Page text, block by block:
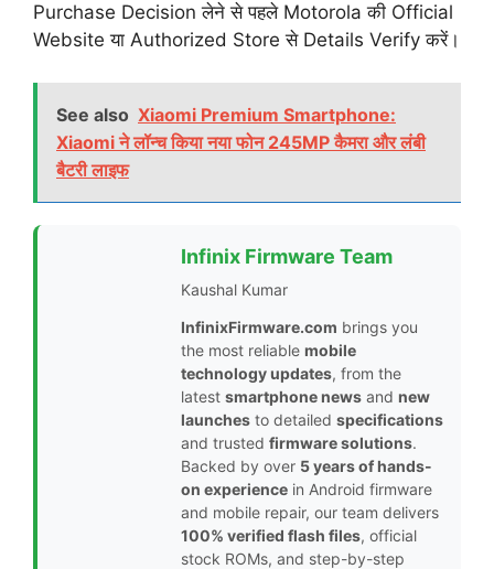
Purchase Decision लेने से पहले Motorola की Official
Website या Authorized Store से Details Verify करें।
See also Xiaomi Premium Smartphone:
Xiaomi ने लॉन्च किया नया फोन 245MP कैमरा और लंबी
बैटरी लाइफ
Infinix Firmware Team
Kaushal Kumar
InfinixFirmware.com brings you
the most reliable mobile
technology updates, from the
latest smartphone news and new
launches to detailed specifications
and trusted firmware solutions.
Backed by over 5 years of hands-
on experience in Android firmware
and mobile repair, our team delivers
100% verified flash files, official
stock ROMs, and step-by-step